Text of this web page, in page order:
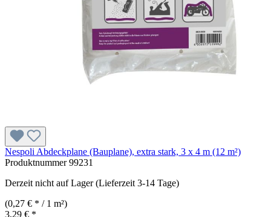
Nespoli Abdeckplane (Bauplane), extra stark, 3 x 4 m (12 m²)
Produktnummer99231
Derzeit nicht auf Lager (Lieferzeit 3-14 Tage)
(0,27 € * / 1 m²)
3,29 € *